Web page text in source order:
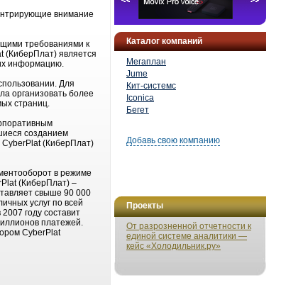
Каталог компаний
Мегаплан
Jume
Кит-системс
Iconica
Бегет
Добавь свою компанию
Проекты
От разрозненной отчетности к
единой системе аналитики —
кейс «Холодильник.ру»
внимание
требованиями к
(КиберПлат) является
информацию.
Для
организовать более
страниц.
созданием
CyberPlat (КиберПлат)
в режиме
(КиберПлат) –
свыше 90 000
услуг по всей
году составит
платежей.
CyberPlat